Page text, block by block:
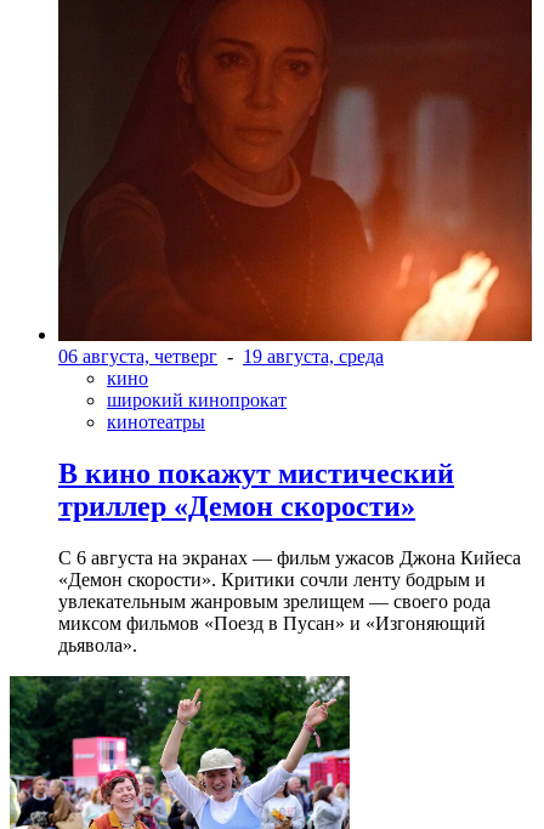
06 августа, четверг - 19 августа, среда
кино
широкий кинопрокат
кинотеатры
В кино покажут мистический
триллер «Демон скорости»
С 6 августа на экранах — фильм ужасов Джона Кийеса
«Демон скорости». Критики сочли ленту бодрым и
увлекательным жанровым зрелищeм — своего рода
миксом фильмов «Поезд в Пусан» и «Изгоняющий
дьявола».